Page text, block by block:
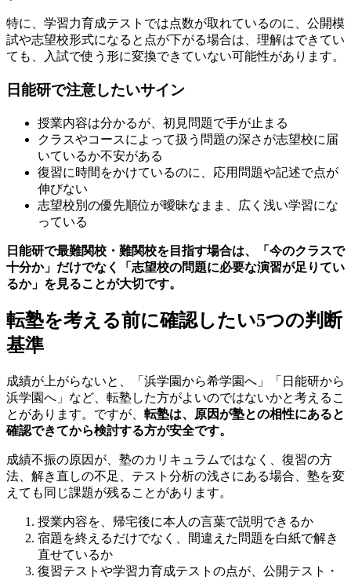
特に、学習力育成テストでは点数が取れているのに、公開模
試や志望校形式になると点が下がる場合は、理解はできてい
ても、入試で使う形に変換できていない可能性があります。
日能研で注意したいサイン
授業内容は分かるが、初見問題で手が止まる
クラスやコースによって扱う問題の深さが志望校に届
いているか不安がある
復習に時間をかけているのに、応用問題や記述で点が
伸びない
志望校別の優先順位が曖昧なまま、広く浅い学習にな
っている
日能研で最難関校・難関校を目指す場合は、「今のクラスで
十分か」だけでなく「志望校の問題に必要な演習が足りてい
るか」を見ることが大切です。
転塾を考える前に確認したい5つの判断
基準
成績が上がらないと、「浜学園から希学園へ」「日能研から
浜学園へ」など、転塾した方がよいのではないかと考えるこ
とがあります。ですが、 転塾は、原因が塾との相性にあると
確認できてから検討する方が安全です。
成績不振の原因が、塾のカリキュラムではなく、復習の方
法、解き直しの不足、テスト分析の浅さにある場合、塾を変
えても同じ課題が残ることがあります。
授業内容を、帰宅後に本人の言葉で説明できるか
宿題を終えるだけでなく、間違えた問題を白紙で解き
直せているか
復習テストや学習力育成テストの点が、公開テスト・